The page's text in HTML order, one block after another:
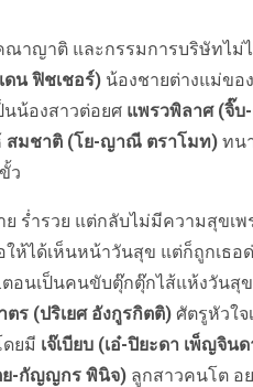
าญาติ และกรรมการบริษัทไม่
ดน ฟิชเชอร์) น้องชายต่างแม่ขอ
นน้องสาวต่อยศ แพรวพิลาศ (จิ๊
สมชาติ (โย-ญาณี ตราโมท) ทน
ว
ร่ำรวย แต่กลับไม่มีความสุขเ
ให้ได้เห็นหน้าวันสุข แต่ก็ถูกเธ
ตอนเป็นคนขับตุ๊กตุ๊กไส้แห้งวัน
ตร (ปริเยศ อังกูรกิตติ) ศัตรูหัวใจ
ยมี เจ๊เบียบ (เอ๋-ปิยะดา เพ็ญจิน
ย-กัญญกร พินิจ) ลูกสาวคนโต อ